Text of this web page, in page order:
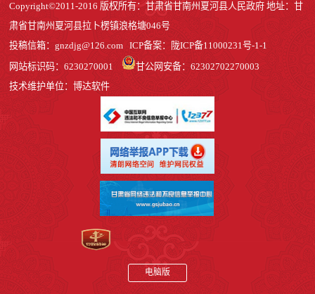
Copyright©2011-2016 版权所有：甘肃省甘南州夏河县人民政府 地址：甘
肃省甘南州夏河县拉卜楞镇浪格塘046号
投稿信箱：gnzdjg@126.com ICP备案： 陇ICP备11000231号-1-1
网站标识码：6230270001
甘公网安备：62302702270003
技术维护单位：博达软件
电脑版